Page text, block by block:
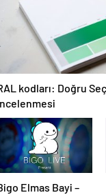
kodları: Doğru
Elmas Bayi –